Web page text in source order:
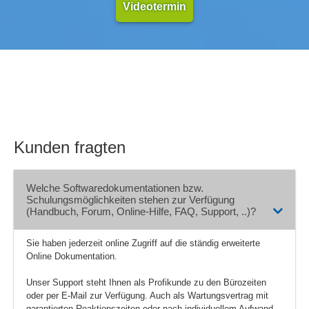
Produkt- und Kategoriedarstellungen
Produktkatalogmanagement
Rechnungsstellung
responsive Design
RFQ (Request for Quotation)
Schnittstellen
SEO
Serviceanfragen
Sitemaps
Skalierbarkeit
Social-Media-Funktionen
Videotermin
Kunden fragten
Welche Softwaredokumentationen bzw.
Schulungsmöglichkeiten stehen zur Verfügung
(Handbuch, Forum, Online-Hilfe, FAQ, Support, ..)?
Sie haben jederzeit online Zugriff auf die ständig erweiterte
Online Dokumentation.
Unser Support steht Ihnen als Profikunde zu den Bürozeiten
oder per E-Mail zur Verfügung. Auch als Wartungsvertrag mit